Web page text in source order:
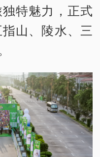
特魅力，正式
山、陵水、三